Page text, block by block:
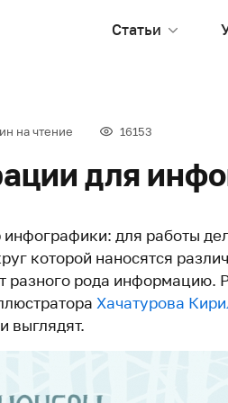
Статьи
на чтение 16153
для
для работы
которой наносятся
разного рода информацию.
Хачатурова
выглядят.